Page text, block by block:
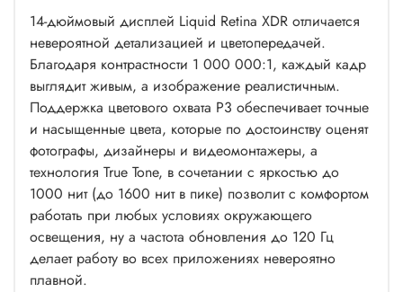
14-дюймовый дисплей Liquid Retina XDR отличается
невероятной детализацией и цветопередачей.
Благодаря контрастности 1 000 000:1, каждый кадр
выглядит живым, а изображение реалистичным.
Поддержка цветового охвата P3 обеспечивает точные
и насыщенные цвета, которые по достоинству оценят
фотографы, дизайнеры и видеомонтажеры, а
технология True Tone, в сочетании с яркостью до
1000 нит (до 1600 нит в пике) позволит с комфортом
работать при любых условиях окружающего
освещения, ну а частота обновления до 120 Гц
делает работу во всех приложениях невероятно
плавной.